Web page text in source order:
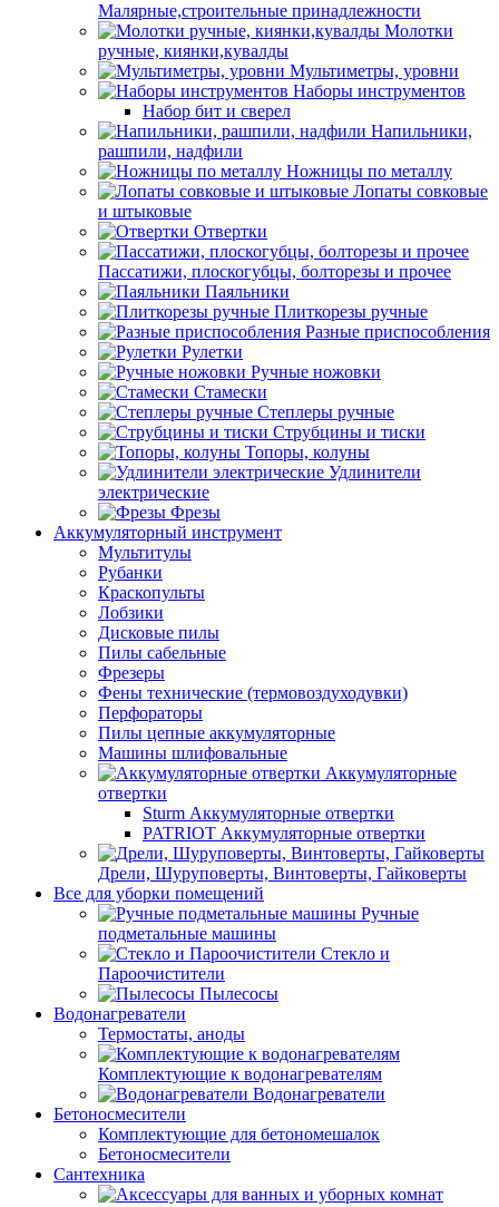
Малярные,строительные принадлежности
Молотки
ручные, киянки,кувалды
Мультиметры, уровни
Наборы инструментов
Набор бит и сверел
Напильники,
рашпили, надфили
Ножницы по металлу
Лопаты совковые
и штыковые
Отвертки
Пассатижи, плоскогубцы, болторезы и прочее
Паяльники
Плиткорезы ручные
Разные приспособления
Рулетки
Ручные ножовки
Стамески
Степлеры ручные
Струбцины и тиски
Топоры, колуны
Удлинители
электрические
Фрезы
Аккумуляторный инструмент
Мультитулы
Рубанки
Краскопульты
Лобзики
Дисковые пилы
Пилы сабельные
Фрезеры
Фены технические (термовоздуходувки)
Перфораторы
Пилы цепные аккумуляторные
Машины шлифовальные
Аккумуляторные
отвертки
Sturm Аккумуляторные отвертки
PATRIOT Аккумуляторные отвертки
Дрели, Шуруповерты, Винтоверты, Гайковерты
Все для уборки помещений
Ручные
подметальные машины
Стекло и
Пароочистители
Пылесосы
Водонагреватели
Термостаты, аноды
Комплектующие к водонагревателям
Водонагреватели
Бетоносмесители
Комплектующие для бетономешалок
Бетоносмесители
Сантехника